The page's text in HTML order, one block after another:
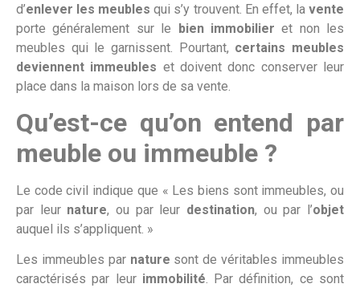
d’enlever les meubles qui s’y trouvent. En effet, lavente
porte généralement sur le bien immobilier et non les
meubles qui le garnissent. Pourtant, certains meubles
deviennent immeubles et doivent donc conserver leur
place dans la maison lors de sa vente.
Qu’est-ce qu’on entend par
meuble ou immeuble ?
Le code civil indique que « Les biens sont immeubles, ou
par leur nature, ou par leur destination, ou par l’objet
auquel ils s’appliquent. »
Les immeubles par nature sont de véritables immeubles
caractérisés par leur immobilité. Par définition, ce sont